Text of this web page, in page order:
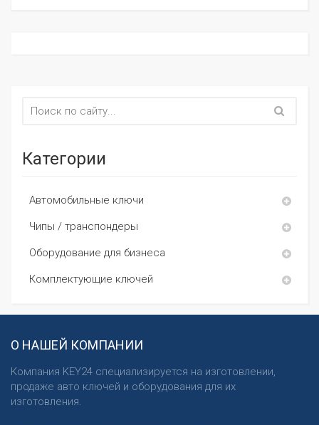
Категории
Автомобильные ключи
Чипы / транспондеры
Оборудование для бизнеса
Комплектующие ключей
О НАШЕЙ КОМПАНИИ
Компания KEY24 специализируется на изготовлении,
продаже авто ключей и оборудования для их
изготовления.